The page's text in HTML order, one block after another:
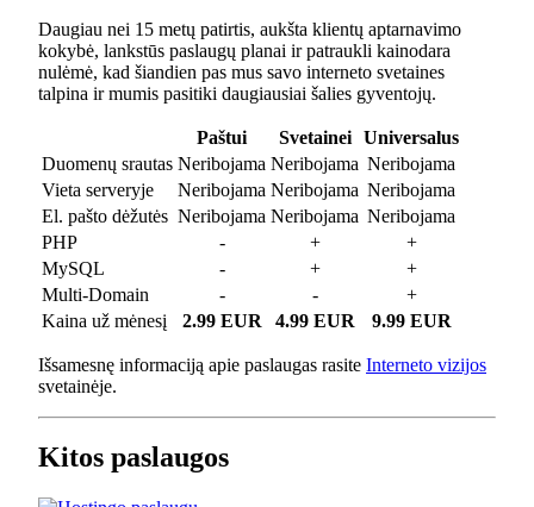
Daugiau nei 15 metų patirtis, aukšta klientų aptarnavimo
kokybė, lankstūs paslaugų planai ir patraukli kainodara
nulėmė, kad šiandien pas mus savo interneto svetaines
talpina ir mumis pasitiki daugiausiai šalies gyventojų.
Paštui Svetainei
Universalus
Duomenų srautas Neribojama Neribojama Neribojama
Vieta serveryje
Neribojama Neribojama Neribojama
El. pašto dėžutės Neribojama Neribojama Neribojama
PHP
- +
+
MySQL
- +
+
Multi-Domain
- -
+
Kaina už mėnesį
2.99 EUR 4.99 EUR 9.99 EUR
Išsamesnę informaciją apie paslaugas rasite Interneto vizijos
svetainėje.
Kitos paslaugos